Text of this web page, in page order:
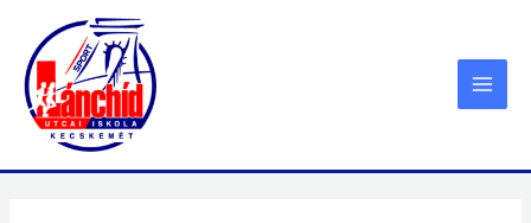
content